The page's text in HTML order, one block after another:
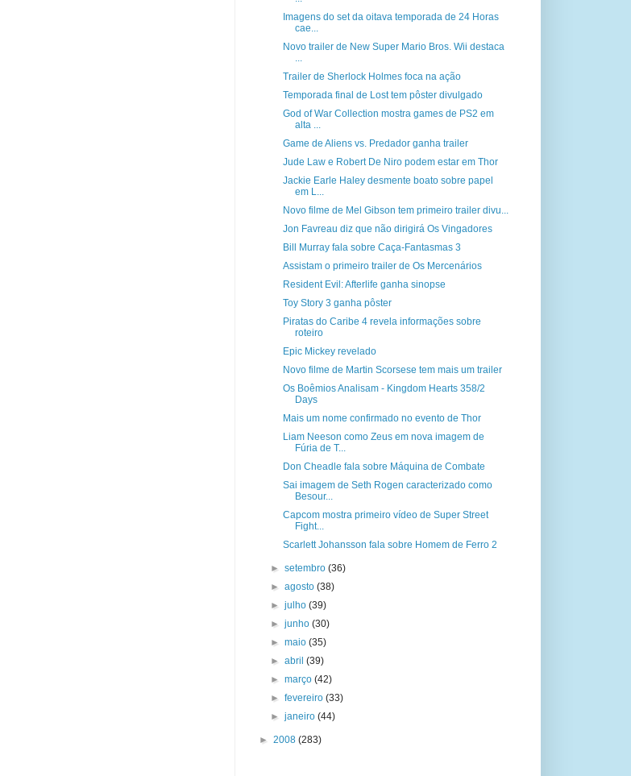
Imagens do set da oitava temporada de 24 Horas
cae...
Novo trailer de New Super Mario Bros. Wii destaca
...
Trailer de Sherlock Holmes foca na ação
Temporada final de Lost tem pôster divulgado
God of War Collection mostra games de PS2 em
alta ...
Game de Aliens vs. Predador ganha trailer
Jude Law e Robert De Niro podem estar em Thor
Jackie Earle Haley desmente boato sobre papel
em L...
Novo filme de Mel Gibson tem primeiro trailer divu...
Jon Favreau diz que não dirigirá Os Vingadores
Bill Murray fala sobre Caça-Fantasmas 3
Assistam o primeiro trailer de Os Mercenários
Resident Evil: Afterlife ganha sinopse
Toy Story 3 ganha pôster
Piratas do Caribe 4 revela informações sobre
roteiro
Epic Mickey revelado
Novo filme de Martin Scorsese tem mais um trailer
Os Boêmios Analisam - Kingdom Hearts 358/2
Days
Mais um nome confirmado no evento de Thor
Liam Neeson como Zeus em nova imagem de
Fúria de T...
Don Cheadle fala sobre Máquina de Combate
Sai imagem de Seth Rogen caracterizado como
Besour...
Capcom mostra primeiro vídeo de Super Street
Fight...
Scarlett Johansson fala sobre Homem de Ferro 2
►setembro(36)
►agosto(38)
►julho(39)
►junho(30)
►maio(35)
►abril(39)
►março(42)
►fevereiro(33)
►janeiro(44)
► 2008 (283)